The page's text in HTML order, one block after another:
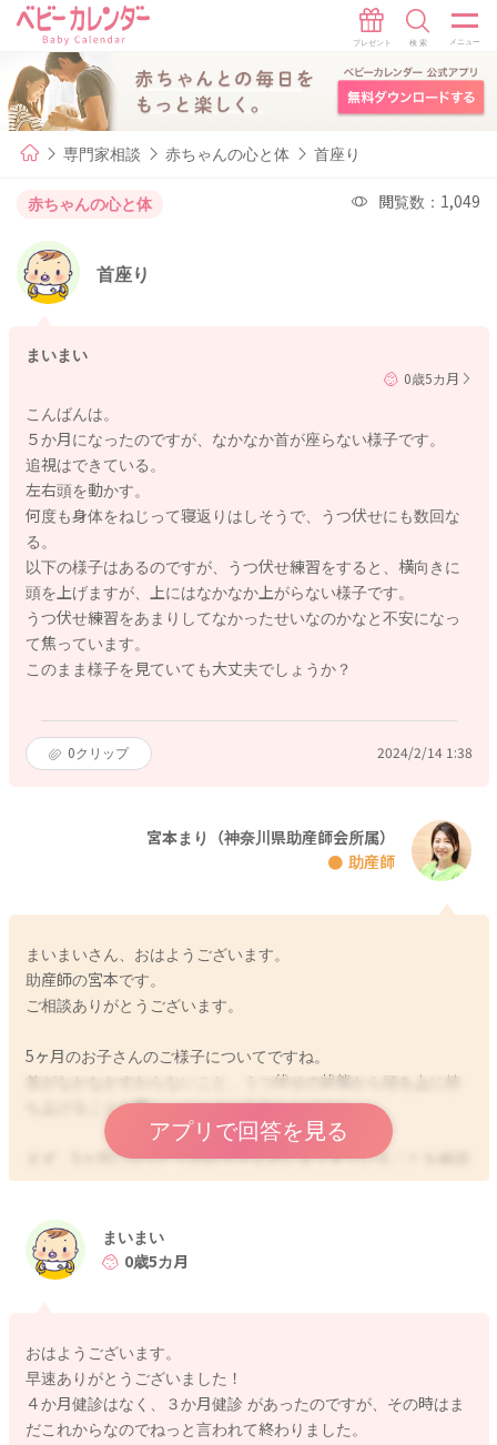
専門家相談 赤ちゃんの心と体 首座り
赤ちゃんの心と体 閲覧数：1,049
首座り
まいまい
0歳5カ月
こんばんは。
５か月になったのですが、なかなか首が座らない様子です。
追視はできている。
左右頭を動かす。
何度も身体をねじって寝返りはしそうで、うつ伏せにも数回な
る。
以下の様子はあるのですが、うつ伏せ練習をすると、横向きに
頭を上げますが、上にはなかなか上がらない様子です。
うつ伏せ練習をあまりしてなかったせいなのかなと不安になっ
て焦っています。
このまま様子を見ていても大丈夫でしょうか？
0クリップ 2024/2/14 1:38
宮本まり（神奈川県助産師会所属）
助産師
まいまいさん、おはようございます。
助産師の宮本です。
ご相談ありがとうございます。
5ヶ月のお子さんのご様子についてですね。
首がなかなかすわらないこと、うつ伏せの状態から頭を上に持
ち上げることが難しいことでご不安なのですね。
まず、5ヶ月になりたてのお子さんがいまできていることを確認
してみましょう。
目の発達が伺えます。
また、体をねじって動かすことで、寝返りももうすぐみられる
す。練習をしないから遅くなるというよりは、体の機能の準備
ができてからみられるようになってきますので、あえて練習や
訓練は必要ないので安心してくださいね。
アプリで回答を見る
まいまい
0歳5カ月
おはようございます。
早速ありがとうございました！
４か月健診はなく、３か月健診 があったのですが、その時はま
だこれからなのでねっと言われて終わりました。